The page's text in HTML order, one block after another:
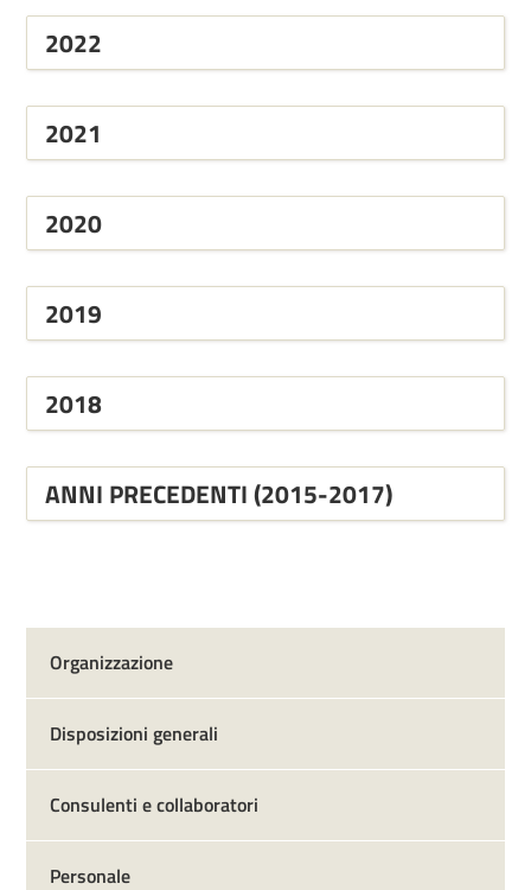
2022
2021
2020
2019
2018
ANNI PRECEDENTI (2015-2017)
Organizzazione
Disposizioni generali
Consulenti e collaboratori
Personale